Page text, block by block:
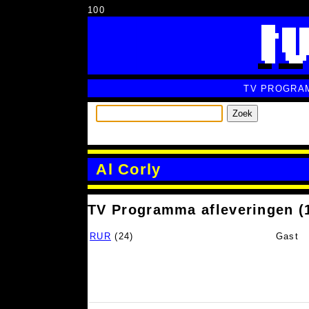
100
TV
Zoek
Al Corly
TV Programma afleveringen
RUR (24) Gast